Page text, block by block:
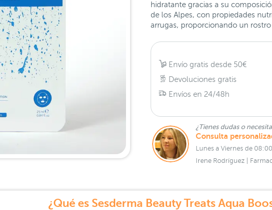
hidratante gracias a su
de los Alpes, con propiedades
arrugas, proporcionando un rostro
Envío gratis desde 50€
Devoluciones gratis
Envíos en 24/48h
¿Tienes dudas o
Consulta
Lunes a Viernes de
Irene Rodríguez |
¿Qué es Sesderma Beauty Treats Aqua